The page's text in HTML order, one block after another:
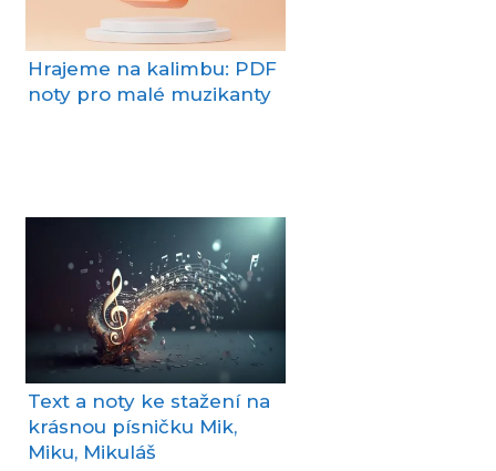
Hrajeme na kalimbu: PDF
noty pro malé muzikanty
Text a noty ke stažení na
krásnou písničku Mik,
Miku, Mikuláš